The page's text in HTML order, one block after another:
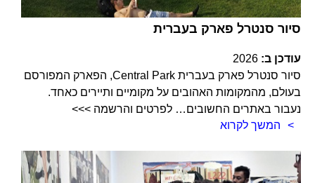
סיור סנטרל פארק בעברית
עודכן ב: 2026
סיור סנטרל פארק בעברית Central Park, הפארק המפורסם
בעולם, מהמקומות האהובים על מקומיים ותיירים כאחד.
נעבור באתרים החשובים… לפרטים והרשמה >>>
המשך לקרוא